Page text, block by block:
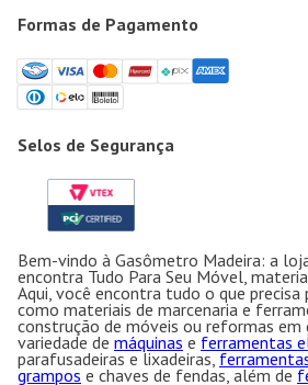
Formas de Pagamento
Selos de Segurança
Bem-vindo à Gasômetro Madeira: a
encontra Tudo Para Seu Móvel,
Aqui, você encontra tudo o que
como materiais de marcenaria e
construção de móveis ou reformas em
variedade de máquinas e ferramentas
parafusadeiras e lixadeiras,
grampos e chaves de fendas, além de